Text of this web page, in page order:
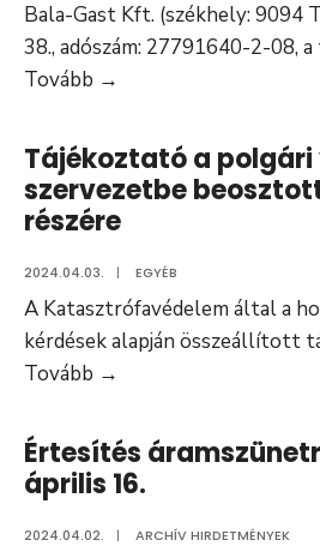
Bala-Gast Kft. (székhely: 9094
38., adószám: 27791640-2-08,
Tovább →
3/2024.
Tájékoztató a polgári
szervezetbe
részére
2024.04.03. | EGYÉB
A Katasztrófavédelem által a
kérdések alapján összeállított
Tovább →
polgári
védelmi
szervezetbe
beosztott
Értesítés
április 16.
2024.04.02. | ARCHÍV HIRDETMÉNYEK